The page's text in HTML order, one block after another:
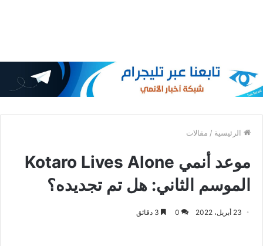
الرئيسية / مقالات
موعد أنمي Kotaro Lives Alone
الموسم الثاني: هل تم تجديده؟
23 أبريل، 2022 0